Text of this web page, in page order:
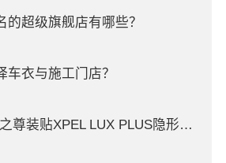
的超级旗舰店有哪些？
衣与施工门店？
问界M9在上海宝之尊装贴XPEL LUX PLUS隐形车衣